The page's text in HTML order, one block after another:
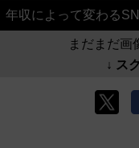
年収によって変わる
まだまだ画
↓ ス